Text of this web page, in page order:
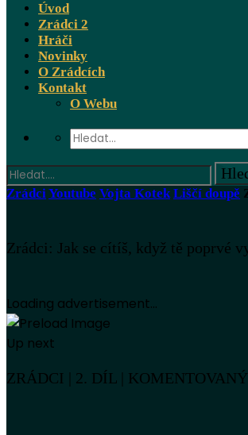
Úvod
Zrádci 2
Hráči
Novinky
O Zrádcích
Kontakt
O Webu
ZrádciYoutube Vojta Kotek Liščí doupě
Zrádci: Jak se cítíš, když tě poprvé
Loading advertisement...
Up next
ZRÁDCI | 2. DÍL |